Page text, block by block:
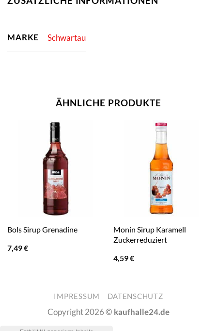
MARKE Schwartau
ÄHNLICHE PRODUKTE
Bols Sirup Grenadine
7,49€
Monin Sirup Karamell
Zuckerreduziert
4,59€
IMPRESSUM DATENSCHUTZ
Copyright 2026 © kaufhalle24.de